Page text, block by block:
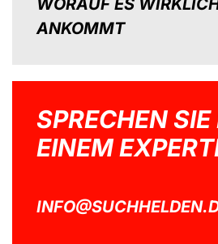
WORAUF ES
ANKOMMT
SPRECHEN
EINEM